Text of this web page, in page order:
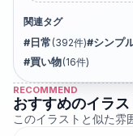
関連タグ
# 日常 (392件)#シンプ
#買い物(16件)
RECOMMEND
おすすめのイラス
このイラストと似た雰